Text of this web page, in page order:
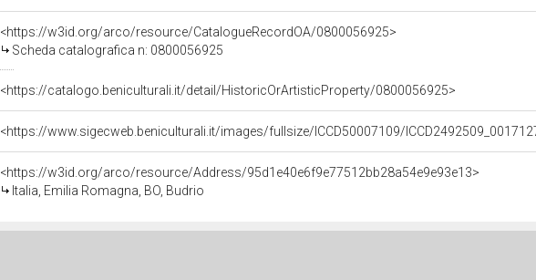
<https://w3id.org/arco/resource/CatalogueRecordOA/0800056925>
Scheda catalografica n: 0800056925
<https://catalogo.beniculturali.it/detail/HistoricOrArtisticProperty/0800056925>
<https://www.sigecweb.beniculturali.it/images/fullsize/ICCD50007109/
<https://w3id.org/arco/resource/Address/95d1e40e6f9e77512bb28a54e9e93e13>
Italia, Emilia Romagna, BO, Budrio